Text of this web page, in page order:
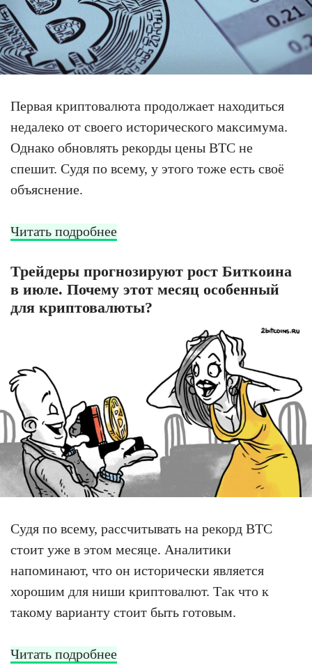
Первая криптовалюта продолжает находиться
недалеко от своего исторического максимума.
Однако обновлять рекорды цены BTC не
спешит. Судя по всему, у этого тоже есть своё
объяснение.
Читать подробнее
Трейдеры прогнозируют рост Биткоина
в июле. Почему этот месяц особенный
для криптовалюты?
Судя по всему, рассчитывать на рекорд BTC
стоит уже в этом месяце. Аналитики
напоминают, что он исторически является
хорошим для ниши криптовалют. Так что к
такому варианту стоит быть готовым.
Читать подробнее